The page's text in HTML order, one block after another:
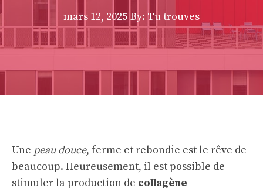
mars 12, 2025 By: Tu trouves
Une peau douce, ferme et rebondie est le rêve de
beaucoup. Heureusement, il est possible de
stimuler la production de collagène